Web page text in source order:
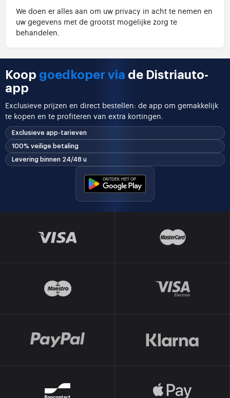
We doen er alles aan om uw privacy in acht te nemen en
uw gegevens met de grootst mogelijke zorg te
behandelen.
Koop goedkoper via de Distriauto-
app
Exclusieve prijzen en direct bestellen: de app om gemakkelijk
te kopen en te profiteren van extra kortingen.
Exclusieve app-tarieven
100% veilige betaling
Levering binnen 24/48 u